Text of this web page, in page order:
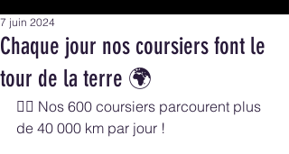
Chaque jour nos coursiers font le
tour de la terre 🌍
7 juin 2024
🚴‍♂️ Nos 600 coursiers parcourent plus
de 40 000 km par jour !